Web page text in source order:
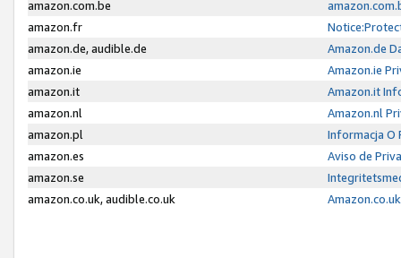
amazon.com.be
amazon.fr
amazon.de, audible.de
Amazon.de
amazon.ie
Amazon.ie
amazon.it
Amazon.it
amazon.nl
Amazon.nl
amazon.pl
Informacja O
amazon.es
Aviso de
amazon.se
amazon.co.uk, audible.co.uk